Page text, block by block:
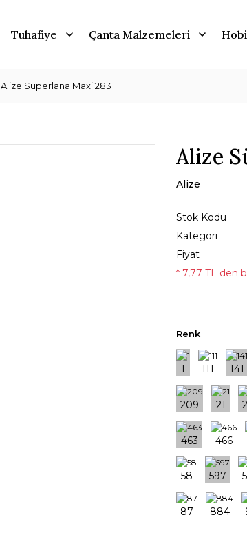
Tuhafiye Çanta Malzemeleri
Alize Süperlana Maxi 283
Alize
Alize
Stok Kodu
Kategori
Fiyat
* 7,77 TL den
Renk